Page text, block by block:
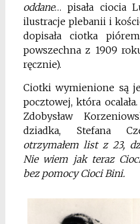
oddane… pisała ciocia
ilustracje plebanii i
dopisała ciotka
powszechna z 1909
ręcznie).
Ciotki wymienione są
pocztowej, która
Zdobysław
dziadka, Stefana
otrzymałem list z 23,
Nie wiem jak teraz
bez pomocy Cioci Bini.